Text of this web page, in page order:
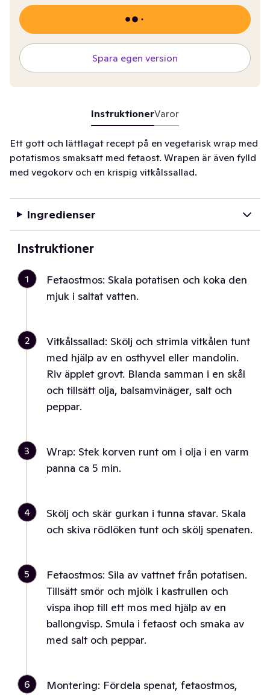
Spara egen version
InstruktionerVaror
Ett gott och lättlagat recept på en vegetarisk wrap med
potatismos smaksatt med fetaost. Wrapen är även fylld
med vegokorv och en krispig vitkålssallad.
Ingredienser
Instruktioner
1
Fetaostmos: Skala potatisen och koka den
mjuk i saltat vatten.
2
Vitkålssallad: Skölj och strimla vitkålen tunt
med hjälp av en osthyvel eller mandolin.
Riv äpplet grovt. Blanda samman i en skål
och tillsätt olja, balsamvinäger, salt och
peppar.
3
Wrap: Stek korven runt om i olja i en varm
panna ca 5 min.
4
Skölj och skär gurkan i tunna stavar. Skala
och skiva rödlöken tunt och skölj spenaten.
5
Fetaostmos: Sila av vattnet från potatisen.
Tillsätt smör och mjölk i kastrullen och
vispa ihop till ett mos med hjälp av en
ballongvisp. Smula i fetaost och smaka av
med salt och peppar.
6
Montering: Fördela spenat, fetaostmos,